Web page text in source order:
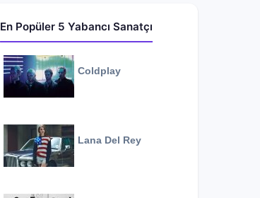
En Popüler 5 Yabancı Sanatçı
Coldplay
Lana Del Rey